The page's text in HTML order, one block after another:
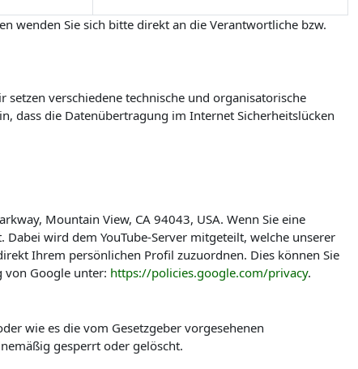
wenden Sie sich bitte direkt an die Verantwortliche bzw.
verschiedene technische und organisatorische
dass die Datenübertragung im Internet Sicherheitslücken
Mountain View, CA 94043, USA. Wenn Sie eine
wird dem YouTube-Server mitgeteilt, welche unserer
Ihrem persönlichen Profil zuzuordnen. Dies können Sie
von Google unter: https://policies.google.com/privacy.
wie es die vom Gesetzgeber vorgesehenen
gesperrt oder gelöscht.